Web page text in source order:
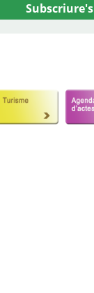
Subscriure's